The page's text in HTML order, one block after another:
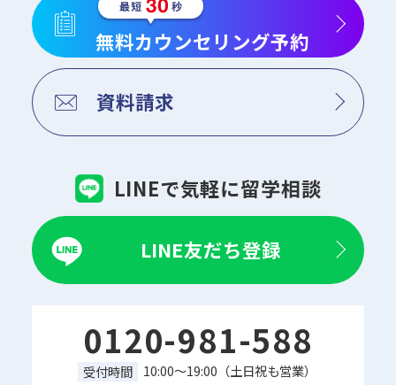
無料カウンセリング予約
資料請求
LINEで気軽に留学相談
LINE友だち登録
0120-981-588
受付時間 10:00～19:00（土日祝も営業）